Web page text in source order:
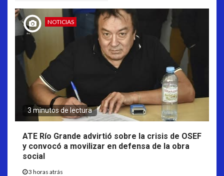
NOTICIAS
3 minutos de lectura
ATE Río Grande advirtió sobre la crisis de OSEF
y convocó a movilizar en defensa de la obra
social
3 horas atrás